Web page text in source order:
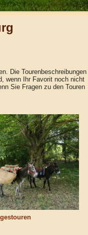
Die Tourenbeschreibungen
wenn Ihr Favorit noch nicht
Sie Fragen zu den Touren